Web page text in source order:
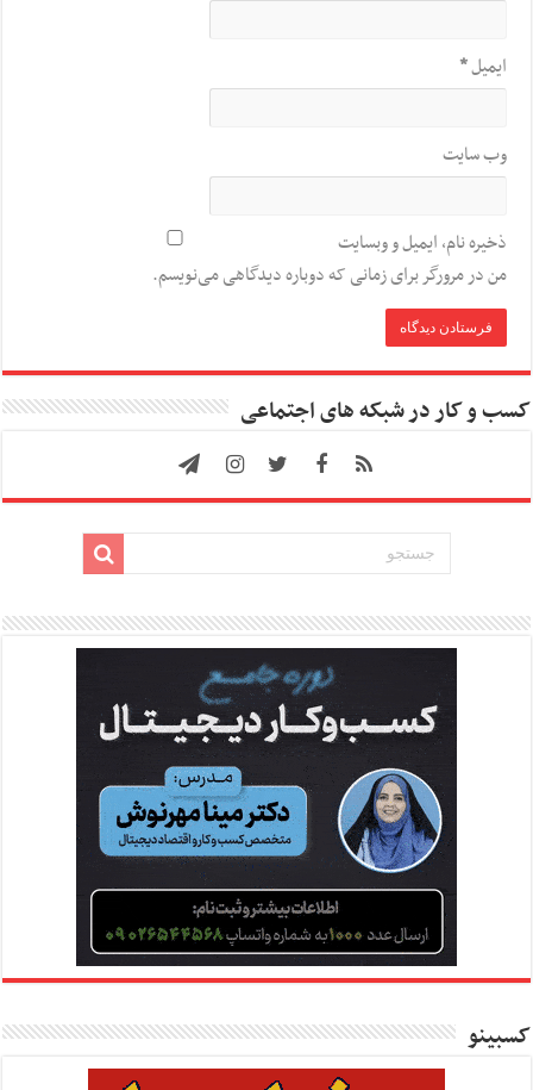
ایمیل*
وب‌ سایت
ذخیره نام، ایمیل و وبسایت
من در مرورگر برای زمانی که دوباره دیدگاهی می‌نویسم.
کسب و کار در شبکه های اجتماعی
کسبینو